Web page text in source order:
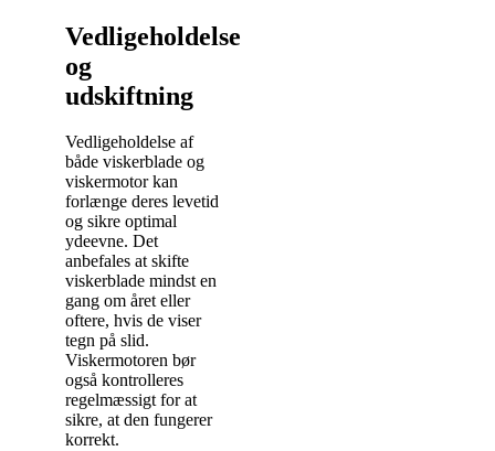
Vedligeholdelse
og
udskiftning
Vedligeholdelse af
både viskerblade og
viskermotor kan
forlænge deres levetid
og sikre optimal
ydeevne. Det
anbefales at skifte
viskerblade mindst en
gang om året eller
oftere, hvis de viser
tegn på slid.
Viskermotoren bør
også kontrolleres
regelmæssigt for at
sikre, at den fungerer
korrekt.